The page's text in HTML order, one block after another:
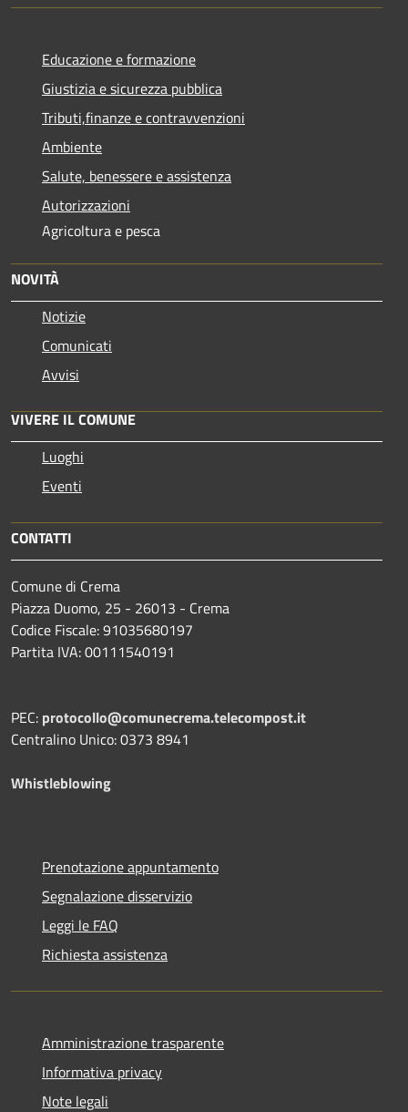
Educazione e formazione
Giustizia e sicurezza pubblica
Tributi,finanze e contravvenzioni
Ambiente
Salute, benessere e assistenza
Autorizzazioni
Agricoltura e pesca
NOVITÀ
Notizie
Comunicati
Avvisi
VIVERE IL COMUNE
Luoghi
Eventi
CONTATTI
Comune di Crema
Piazza Duomo, 25 - 26013 - Crema
Codice Fiscale: 91035680197
Partita IVA: 00111540191
PEC: protocollo@comunecrema.telecompost.it
Centralino Unico: 0373 8941
Whistleblowing
Prenotazione appuntamento
Segnalazione disservizio
Leggi le FAQ
Richiesta assistenza
Amministrazione trasparente
Informativa privacy
Note legali